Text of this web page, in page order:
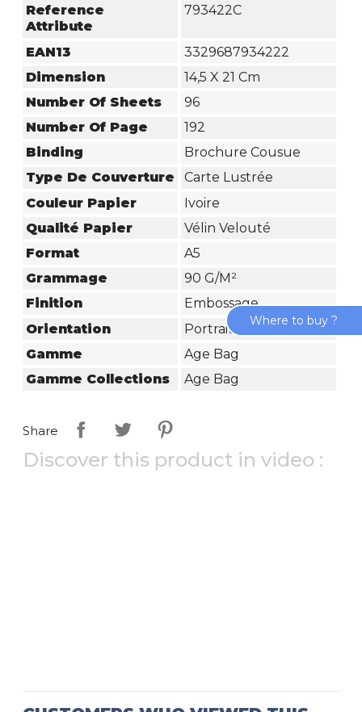
Reference
Attribute
793422C
EAN13
3329687934222
Dimension
14,5 X 21 Cm
Number Of Sheets
96
Number Of Page
192
Binding
Brochure Cousue
Type De Couverture
Carte Lustrée
Couleur Papier
Ivoire
Qualité Papier
Vélin Velouté
Format
A5
Grammage
90 G/m²
Finition
Embossage
Orientation
Portrait
Gamme
Age Bag
Gamme Collections
Age Bag
Share
Discover this product in video :
Where to buy ?